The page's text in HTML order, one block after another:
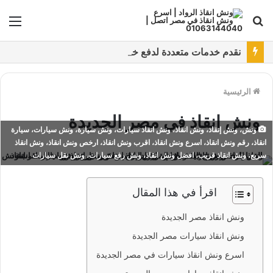
بحث
عن
الرئيسية
ونش انقاذ في مصر الجديدة
ونش، ونش إنقاذ، ونش انقاذ، ونش انقاذ سيارات، ونش سيارة، ونش سيارات، سيارة
انقاذ، رقم ونش انقاذ، اسرع ونش انقاذ، اقرب ونش انقاذ، ارخص ونش انقاذ، ونش انقاذ
سريع، ونش انقاذ قريب، افضل ونش انقاذ، ونش رفع سيارات، ونش نقل سيارات
اقرأ في هذا المقال
ونش انقاذ مصر الجديدة
ونش انقاذ سيارات مصر الجديدة
اسرع ونش انقاذ سيارات في مصر الجديدة